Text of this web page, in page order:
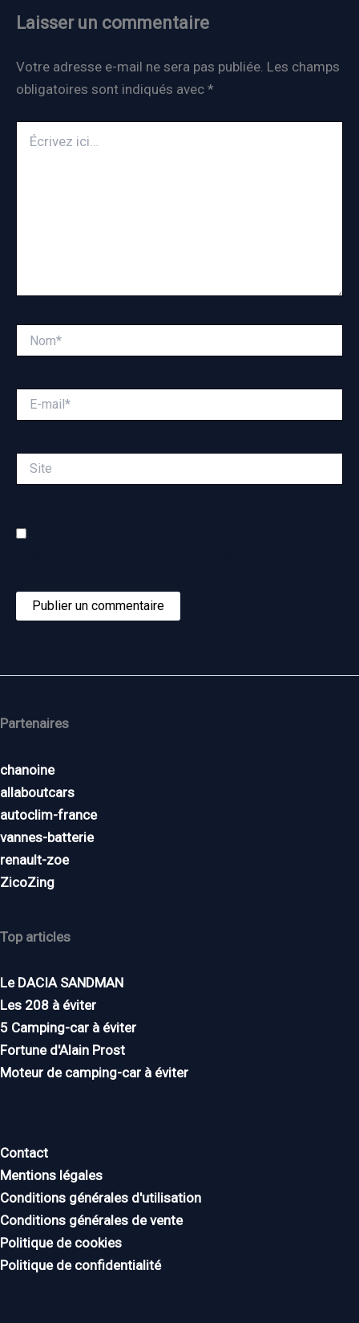
Laisser un commentaire
Votre adresse e-mail ne sera pas publiée. Les champs
obligatoires sont indiqués avec *
ici…
mail*
Partenaires
chanoine
allaboutcars
autoclim-france
vannes-batterie
renault-zoe
ZicoZing
Top articles
Le DACIA SANDMAN
Les 208 à éviter
5 Camping-car à éviter
Fortune d'Alain Prost
Moteur de camping-car à éviter
Contact
Mentions légales
Conditions générales d'utilisation
Conditions générales de vente
Politique de cookies
Politique de confidentialité